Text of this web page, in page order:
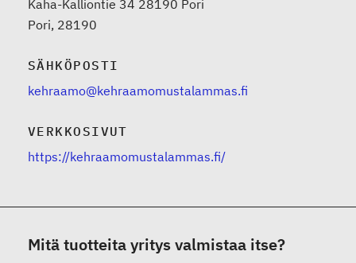
Kaha-Kalliontie 34 28190 Pori
Pori, 28190
SÄHKÖPOSTI
kehraamo@kehraamomustalammas.fi
VERKKOSIVUT
https://kehraamomustalammas.fi/
Mitä tuotteita yritys valmistaa itse?